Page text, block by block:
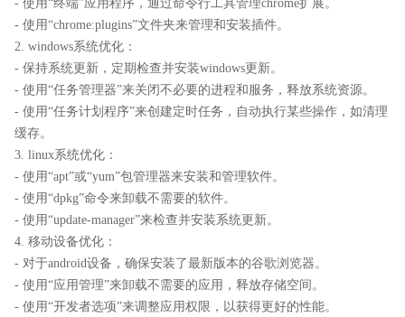
- 使用“终端”应用程序，通过命令行工具管理chrome扩展。
- 使用“chrome:plugins”文件夹来管理和安装插件。
2. windows系统优化：
- 保持系统更新，定期检查并安装windows更新。
- 使用“任务管理器”来关闭不必要的进程和服务，释放系统资源。
- 使用“任务计划程序”来创建定时任务，自动执行某些操作，如清理
缓存。
3. linux系统优化：
- 使用“apt”或“yum”包管理器来安装和管理软件。
- 使用“dpkg”命令来卸载不需要的软件。
- 使用“update-manager”来检查并安装系统更新。
4. 移动设备优化：
- 对于android设备，确保安装了最新版本的谷歌浏览器。
- 使用“应用管理”来卸载不需要的应用，释放存储空间。
- 使用“开发者选项”来调整应用权限，以获得更好的性能。